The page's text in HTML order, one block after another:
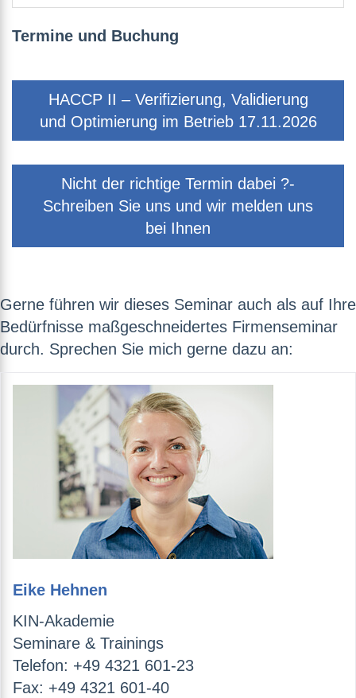
Termine und Buchung
HACCP II – Verifizierung, Validierung
und Optimierung im Betrieb 17.11.2026
Nicht der richtige Termin dabei ?-
Schreiben Sie uns und wir melden uns
bei Ihnen
Gerne führen wir dieses Seminar auch als auf Ihre
Bedürfnisse maßgeschneidertes Firmenseminar
durch. Sprechen Sie mich gerne dazu an:
Eike Hehnen
KIN-Akademie
Seminare & Trainings
Telefon: +49 4321 601-23
Fax: +49 4321 601-40